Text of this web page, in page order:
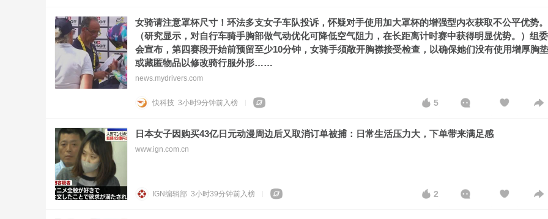
女骑请注意罩杯尺寸！环法多支女子车队投诉，怀疑对手使用加大罩杯的增强型内衣获取不公平优势。
（研究显示，对自行车骑手胸部做气动优化可降低空气阻力，在长距离计时赛中获得明显优势。）组委
会宣布，第四赛段开始前预留至少10分钟，女骑手须敞开胸襟接受检查，以确保她们没有使用增厚胸垫
或藏匿物品以修改骑行服外形……
news.mydrivers.com
快科技 3小时9分钟前入榜 5
日本女子因购买43亿日元动漫周边后又取消订单被捕：日常生活压力大，下单带来满足感
www.ign.com.cn
IGN编辑部 3小时39分钟前入榜 2